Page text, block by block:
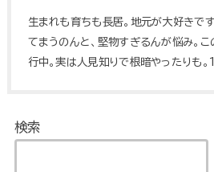
生まれも育ちも長居。地元が大好きで
てまうのんと、堅物すぎるんが悩み。こ
行中。実は人見知りで根暗やったりも
検索